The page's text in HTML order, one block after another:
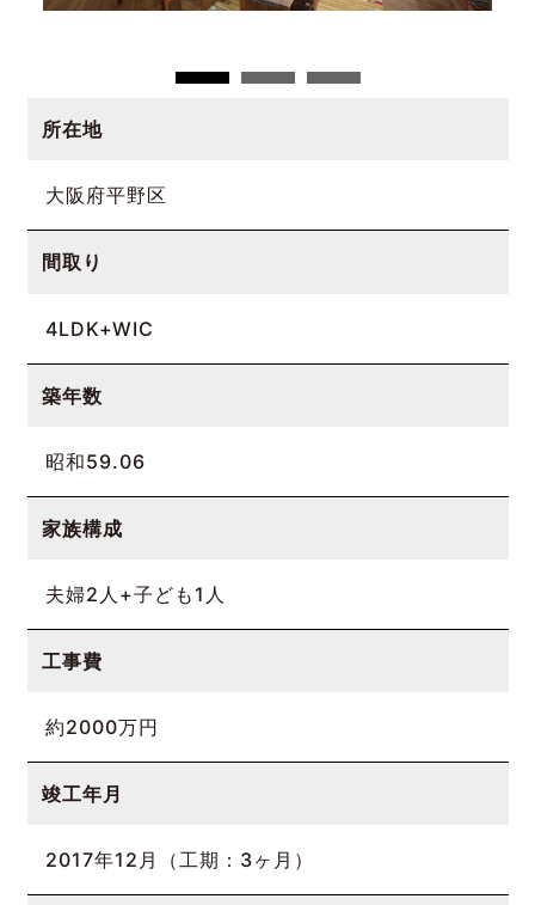
所在地
大阪府平野区
間取り
4LDK+WIC
築年数
昭和59.06
家族構成
夫婦2人+子ども1人
工事費
約2000万円
竣工年月
2017年12月（工期：3ヶ月）